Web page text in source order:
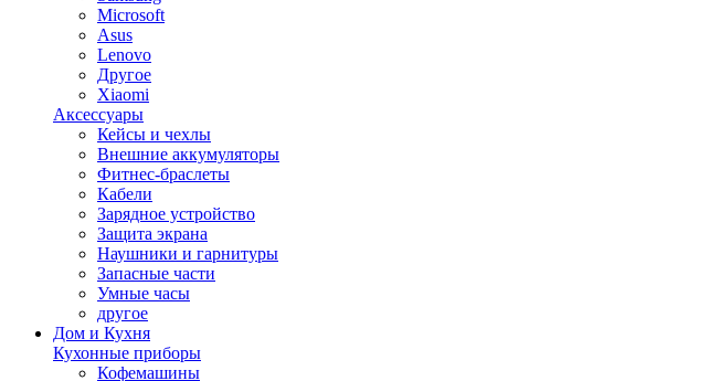
Microsoft
Asus
Lenovo
Другое
Xiaomi
Аксессуары
Кейсы и чехлы
Внешние аккумуляторы
Фитнес-браслеты
Кабели
Зарядное устройство
Защита экрана
Наушники и гарнитуры
Запасные части
Умные часы
другое
Дом и Кухня
Кухонные приборы
Кофемашины